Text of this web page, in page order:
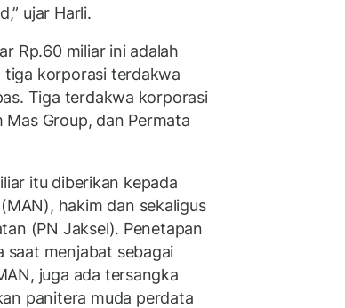
ujar Harli.
Rp.60 miliar ini adalah
tiga korporasi terdakwa
Tiga terdakwa korporasi
Group, dan Permata
itu diberikan kepada
hakim dan sekaligus
(PN Jaksel). Penetapan
saat menjabat sebagai
juga ada tersangka
panitera muda perdata